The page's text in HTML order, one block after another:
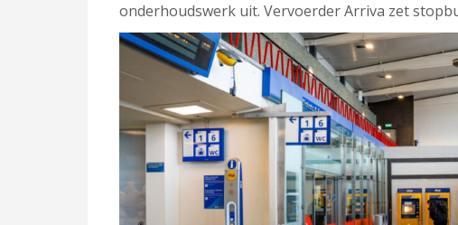
onderhoudswerk uit. Vervoerder Arriva zet